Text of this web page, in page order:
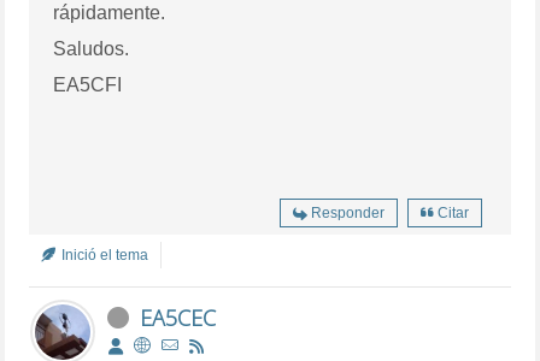
rápidamente.
Saludos.
EA5CFI
Responder Citar
Inició el tema
EA5CEC